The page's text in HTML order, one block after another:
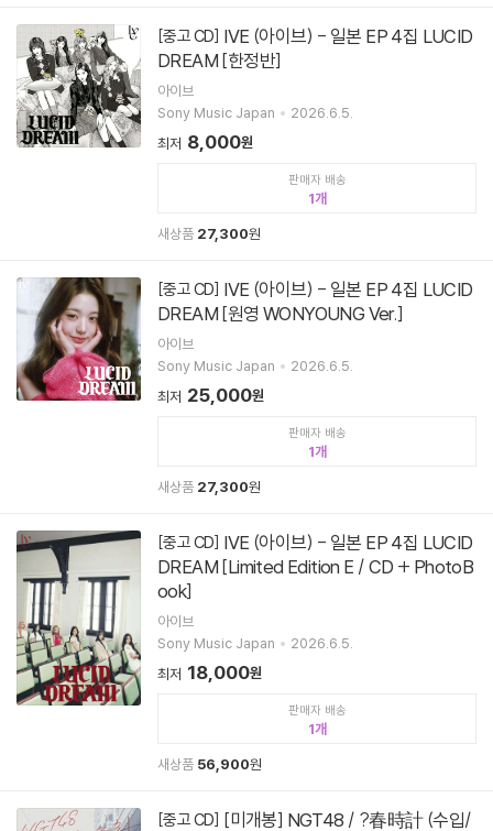
[중고 CD]
DREAM [한정반]
아이브
Sony Music Japan
2026.6.5.
최저 8,000원
판매자 배송
1
새상품 27,300원
[중고 CD]
DREAM [원영 WONYOUNG Ver.]
아이브
Sony Music Japan
2026.6.5.
최저 25,000원
판매자 배송
1
새상품 27,300원
[중고 CD]
DREAM [Limited Edition E / CD + PhotoB
ook]
아이브
Sony Music Japan
2026.6.5.
최저 18,000원
판매자 배송
1
새상품 56,900원
[중고 CD]